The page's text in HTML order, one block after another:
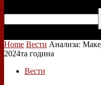
Home Вести Анализа:
2024та година
Вести